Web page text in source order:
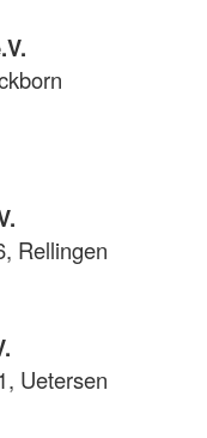
Rellingen
Uetersen